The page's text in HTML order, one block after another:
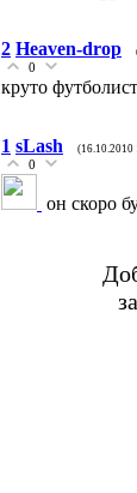
2 Heaven-drop
0
круто
1 sLash (16.10.2010
0
он скоро